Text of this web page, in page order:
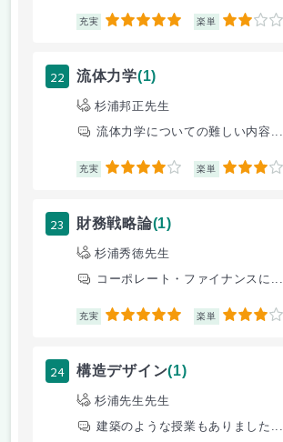
充実 5 楽単 2
22 流体力学(1)
杉浦邦正先生
流体力学についての難しい内容...
充実 4 楽単 3
23 財務戦略論(1)
杉浦秀徳先生
コーポレート・ファイナンスに...
充実 5 楽単 3
24 構造デザイン(1)
杉浦先生先生
建築のような授業もありました...